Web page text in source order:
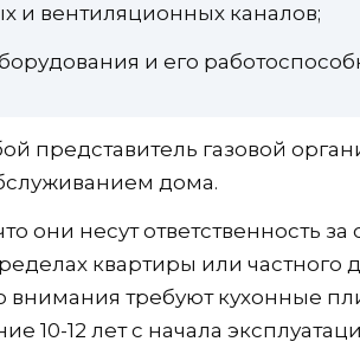
и вентиляционных каналов;
и его
представитель газовой
дома.
они несут ответственность за
квартиры или частного
внимания требуют кухонные
10-12 лет с начала